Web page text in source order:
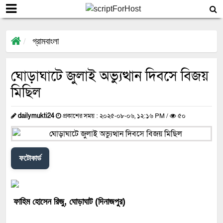
গ্রামবাংলা
ঘোড়াঘাটে জুলাই অভ্যুত্থান দিবসে বিজয়
মিছিল
dailymukti24 প্রকাশের সময় : ২০২৫-০৮-০৬, ১২:১৬ PM / ৫০
ফটোকার্ড
ফাহিম হোসেন রিজু, ঘোড়াঘাট (দিনাজপুর)